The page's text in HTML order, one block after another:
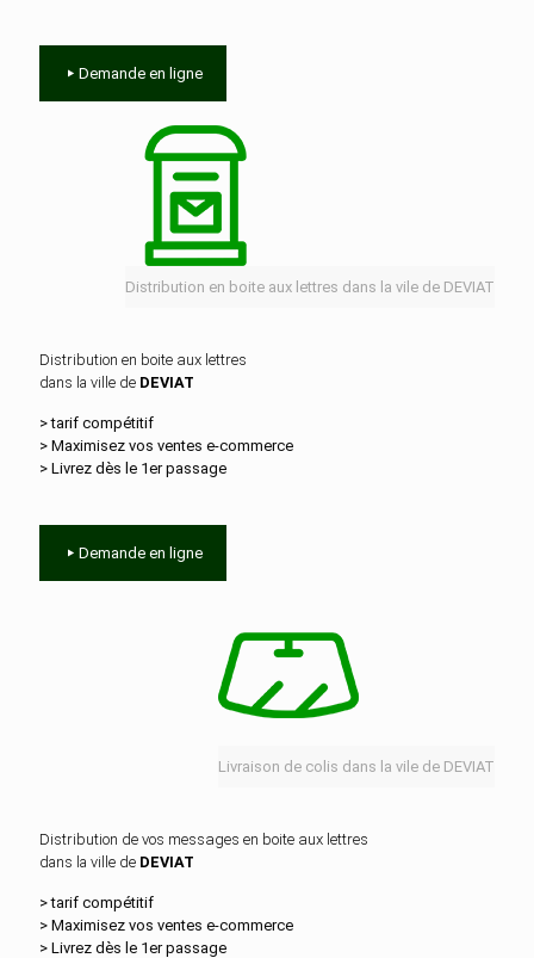
Demande en ligne
Distribution en boite aux lettres dans la vile de DEVIAT
Distribution en boite aux lettres
dans la ville de DEVIAT
> tarif compétitif
> Maximisez vos ventes e‑commerce
> Livrez dès le 1er passage
Demande en ligne
Livraison de colis dans la vile de DEVIAT
Distribution de vos messages en boite aux lettres
dans la ville de DEVIAT
> tarif compétitif
> Maximisez vos ventes e‑commerce
> Livrez dès le 1er passage